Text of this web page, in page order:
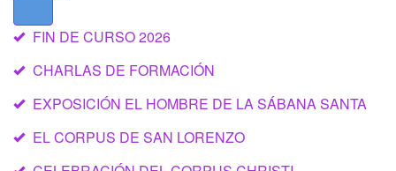
FIN DE CURSO 2026
CHARLAS DE FORMACIÓN
EXPOSICIÓN EL HOMBRE DE LA SÁBANA SANTA
EL CORPUS DE SAN LORENZO